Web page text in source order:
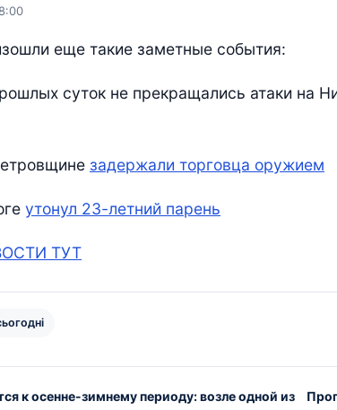
еще такие заметные события:
суток не прекращались атаки на
задержали торговца оружием
утонул 23-летний парень
ТУТ
к осенне-зимнему периоду: возле одной из